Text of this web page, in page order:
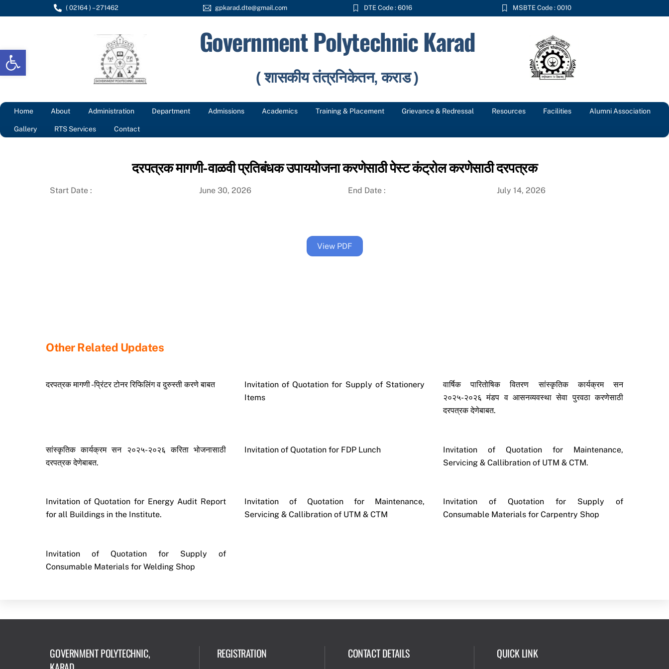
Open toolbar
to
( 02164 ) – 271462 gpkarad.dte@gmail.com DTE Code : 6016 MSBTE Code : 0010
Government Polytechnic Karad
( शासकीय तंत्रनिकेतन, कराड )
Home About Administration Department Admissions Academics Training & Placement Grievance & Redressal Resources Facilities Alumni Association
Gallery RTS Services Contact
दरपत्रक मागणी-वाळवी प्रतिबंधक उपाययोजना करणेसाठी पेस्ट कंट्रोल करणेसाठी दरपत्रक
Start Date : June 30, 2026 End Date : July 14, 2026
View PDF
Other Related Updates
दरपत्रक मागणी -प्रिंटर टोनर रिफिलिंग व दुरुस्ती करणे बाबत
Invitation of Quotation for Supply of Stationery
Items
वार्षिक पारितोषिक वितरण सांस्कृतिक कार्यक्रम सन
२०२५-२०२६ मंडप व आसनव्यवस्था सेवा पुरवठा करणेसाठी
दरपत्रक देणेबाबत.
सांस्कृतिक कार्यक्रम सन २०२५-२०२६ करिता भोजनासाठी
दरपत्रक देणेबाबत.
Invitation of Quotation for FDP Lunch
Invitation of Quotation for Maintenance,
Servicing & Callibration of UTM & CTM.
Invitation of Quotation for Energy Audit Report
for all Buildings in the Institute.
Invitation of Quotation for Maintenance,
Servicing & Callibration of UTM & CTM
Invitation of Quotation for Supply of
Consumable Materials for Carpentry Shop
Invitation of Quotation for Supply of
Consumable Materials for Welding Shop
GOVERNMENT POLYTECHNIC,
REGISTRATION CONTACT DETAILS QUICK LINK